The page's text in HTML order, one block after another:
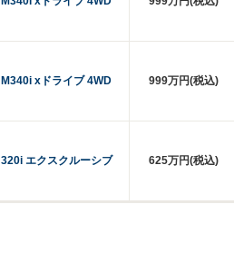
M340i xドライブ 4WD 999万円(税込)
320i エクスクルーシブ 625万円(税込)